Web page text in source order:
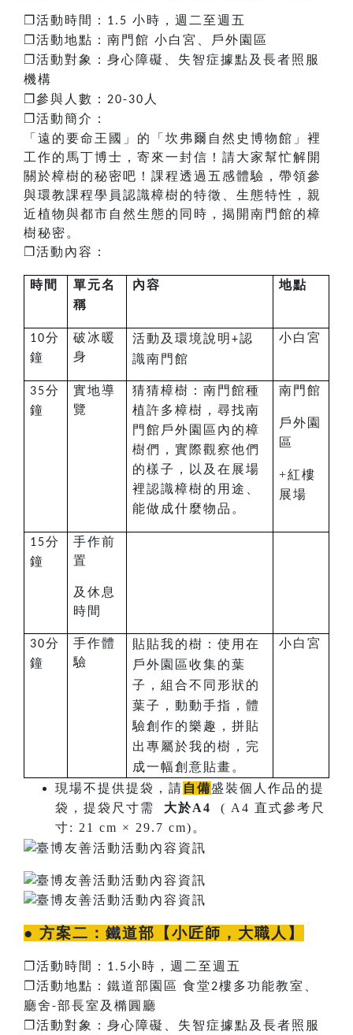
❐ 活動時間： 1.5 小時，週二至週五
❐ 活動地點：南門館 小白宮、戶外園區
❐ 活動對象：身心障礙、失智症據點及長者照服
機構
❐ 參與人數： 20-30 人
❐​​​​ 活動簡介：
「遠的要命王國」的「坎弗爾自然史博物館」裡
工作的馬丁博士，寄來一封信！請大家幫忙解開
關於樟樹的秘密吧！課程透過五感體驗，帶領參
與環教課程學員認識樟樹的特徵、生態特性，親
近植物與都市自然生態的同時，揭開南門館的樟
樹秘密。
❐ 活動內容：
時間
單元名
稱
內容 地點
10分
鐘
破冰 暖
身
活動及環境說明 +認
識南門館
小白宮
35分
鐘
實地導
覽
猜猜樟樹： 南門館種
植許多樟樹，尋找南
門館戶外園區內的樟
樹們，實際觀察他們
的樣子，以及在展場
裡認識樟樹的用途、
能做成什麼物品。
南門館
戶外園
區
+紅樓
展場
15分
鐘
手作前
置
及休息
時間
30分
鐘
手作體
驗
貼貼我的樹：使用在
戶外園區收集的葉
子，組合不同形狀的
葉子，動動手指，體
驗創作的樂趣，拼貼
出專屬於我的樹，完
成一幅創意貼畫。
小白宮
現場不提供提袋，請 自備盛裝個人作品的提
袋，提袋尺寸需 大於A4
( A4 直式參考尺
寸: 21 cm × 29.7 cm)。
● 方案二： 鐵道部【小匠師，大職人】
❐ 活動時間： 1.5小時，週二至週五
❐ 活動地點：鐵道部園區 食堂2樓多功能教室、
廳舍-部長室及橢圓廳
❐ 活動對象：身心障礙、失智症據點及長者照服